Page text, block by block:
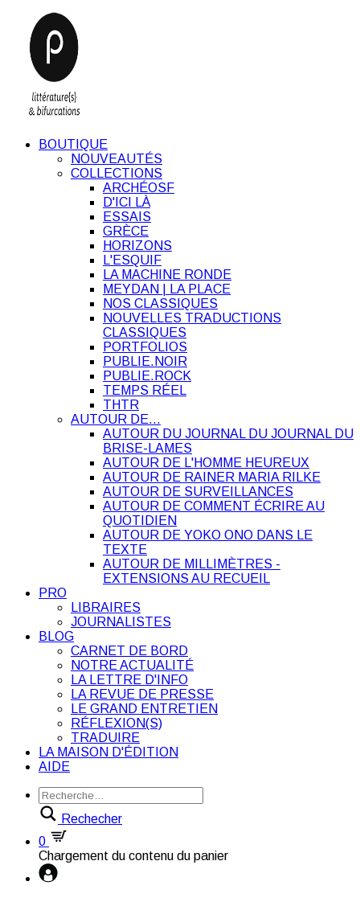
BOUTIQUE
NOUVEAUTÉS
COLLECTIONS
ARCHÉOSF
D'ICI LÀ
ESSAIS
GRÈCE
HORIZONS
L'ESQUIF
LA MACHINE RONDE
MEYDAN | LA PLACE
NOS CLASSIQUES
NOUVELLES TRADUCTIONS
CLASSIQUES
PORTFOLIOS
PUBLIE.NOIR
PUBLIE.ROCK
TEMPS RÉEL
THTR
AUTOUR DE…
AUTOUR DU JOURNAL DU JOURNAL DU
BRISE-LAMES
AUTOUR DE L'HOMME HEUREUX
AUTOUR DE RAINER MARIA RILKE
AUTOUR DE SURVEILLANCES
AUTOUR DE COMMENT ÉCRIRE AU
QUOTIDIEN
AUTOUR DE YOKO ONO DANS LE
TEXTE
AUTOUR DE MILLIMÈTRES -
EXTENSIONS AU RECUEIL
PRO
LIBRAIRES
JOURNALISTES
BLOG
CARNET DE BORD
NOTRE ACTUALITÉ
LA LETTRE D'INFO
LA REVUE DE PRESSE
LE GRAND ENTRETIEN
RÉFLEXION(S)
TRADUIRE
LA MAISON D'ÉDITION
AIDE
Rechecher
0
Chargement du contenu du panier